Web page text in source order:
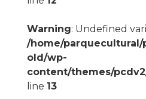
Warning: Undefined
/home/
old/wp-
content/themes/
line 13